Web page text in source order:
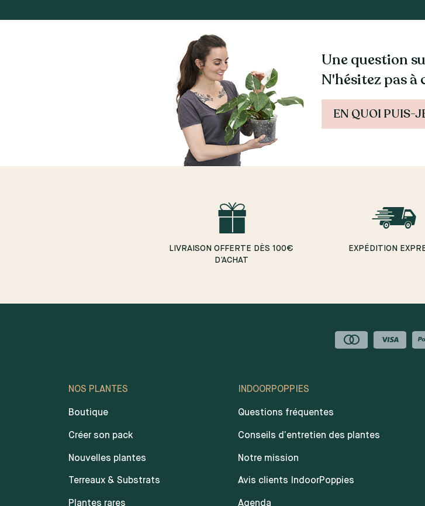
Une question
N'hésitez pas
EN QUOI PUIS-
LIVRAISON OFFERTE DÈS 100€
D’ACHAT
EXPÉDITION
NOS PLANTES
Boutique
Créer son pack
Nouvelles plantes
Terreaux & Substrats
Plantes rares
INDOORPOPPIES
Questions fréquentes
Conseils d’entretien des plantes
Notre mission
Avis clients IndoorPoppies
Agenda